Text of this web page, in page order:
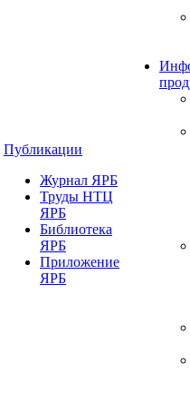
Публикации
Журнал ЯРБ
Труды НТЦ
ЯРБ
Библиотека
ЯРБ
Приложение
ЯРБ